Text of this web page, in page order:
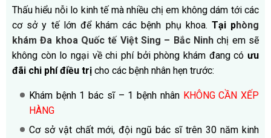
Thấu hiểu nỗi lo kinh tế mà nhiều chị em không dám tới các
cơ sở y tế lớn để khám các bệnh phụ khoa. Tại phòng
khámĐa khoa Quốc tế Việt Sing – Bắc Ninh chị em sẽ
không còn lo ngại về chi phí bởi phòng khám đang có ưu
đãi chi phí điều trị cho các bệnh nhân hẹn trước:
Khám bệnh 1 bác sĩ – 1 bệnh nhân KHÔNG CẦN XẾP
HÀNG
Cơ sở vật chất mới, đội ngũ bác sĩ trên 30 năm kinh